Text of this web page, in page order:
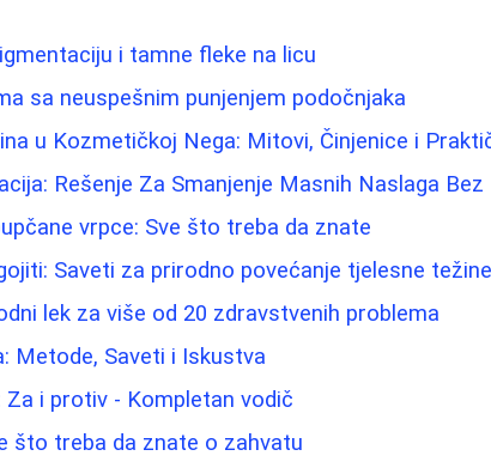
i tamne fleke na licu
sa neuspešnim punjenjem podočnjaka
u Kozmetičkoj Nega: Mitovi, Činjenice i
Rešenje Za Smanjenje Masnih Naslaga Bez
vrpce: Sve što treba da znate
Saveti za prirodno povećanje tjelesne težine
lek za više od 20 zdravstvenih problema
Metode, Saveti i Iskustva
Za i protiv - Kompletan vodič
što treba da znate o zahvatu